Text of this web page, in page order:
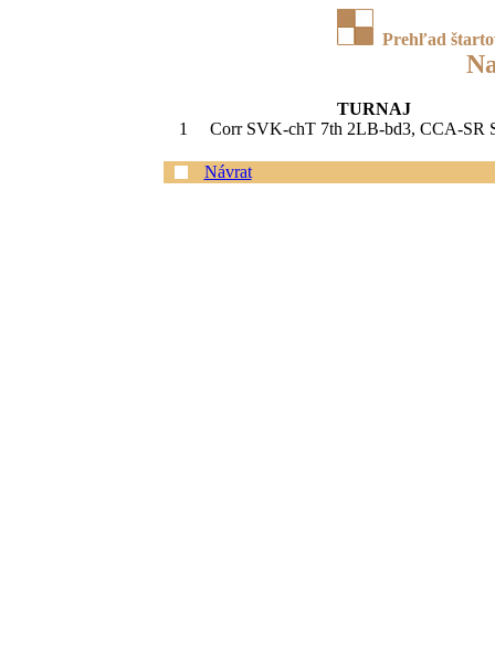
Prehľad
TURNAJ
1
Corr SVK-chT 7th 2LB-bd3, CCA-SR
Návrat